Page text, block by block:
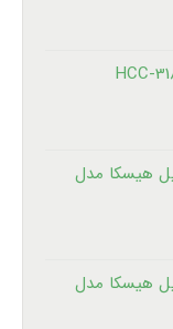
هیسکا مدل
هیسکا مدل